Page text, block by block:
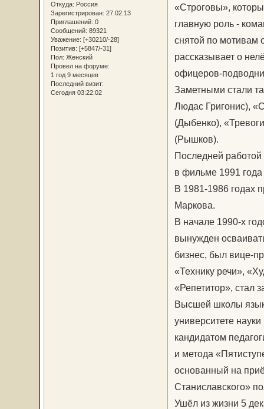
Откуда: Россия
Зарегистрирован: 27.02.13
Приглашений: 0
Сообщений: 89321
Уважение: [+30210/-28]
Позитив: [+5847/-31]
Пол: Женский
Провел на форуме:
1 год 9 месяцев
Последний визит:
Сегодня 03:22:02
«Строговы»,
главную роль -
снятой по мотивам
рассказывает о
офицеров-
Заметными стали
Людас Григонис),
(Дыбенко),
(Рышков).
Последней
в фильме 1991
В 1981-1986 годах
Маркова.
В начале 1990-х
вынужден
бизнес, был вице-
«Технику речи»,
«Репетитор», стал
Высшей школы
университете
кандидатом
и метода
основанный на
Станиславского»
Ушёл из жизни 5